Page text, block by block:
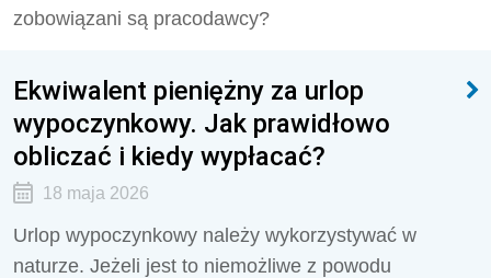
zobowiązani są pracodawcy?
Ekwiwalent pieniężny za urlop
wypoczynkowy. Jak prawidłowo
obliczać i kiedy wypłacać?
18 maja 2026
Urlop wypoczynkowy należy wykorzystywać w
naturze. Jeżeli jest to niemożliwe z powodu